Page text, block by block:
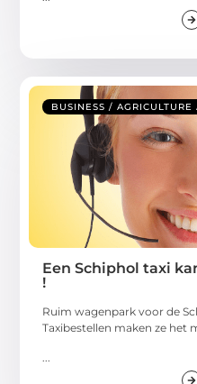
BUSINESS / AGRICULTURE
Een Schiphol taxi
!
Ruim wagenpark voor de
Taxibestellen maken ze het